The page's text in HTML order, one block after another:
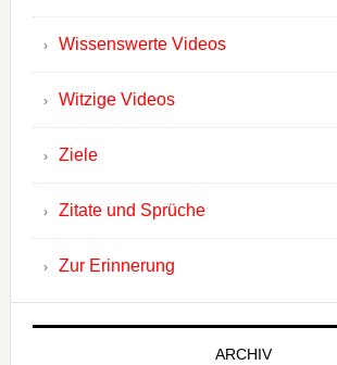
Wissenswerte Videos
Witzige Videos
Ziele
Zitate und Sprüche
Zur Erinnerung
ARCHIV